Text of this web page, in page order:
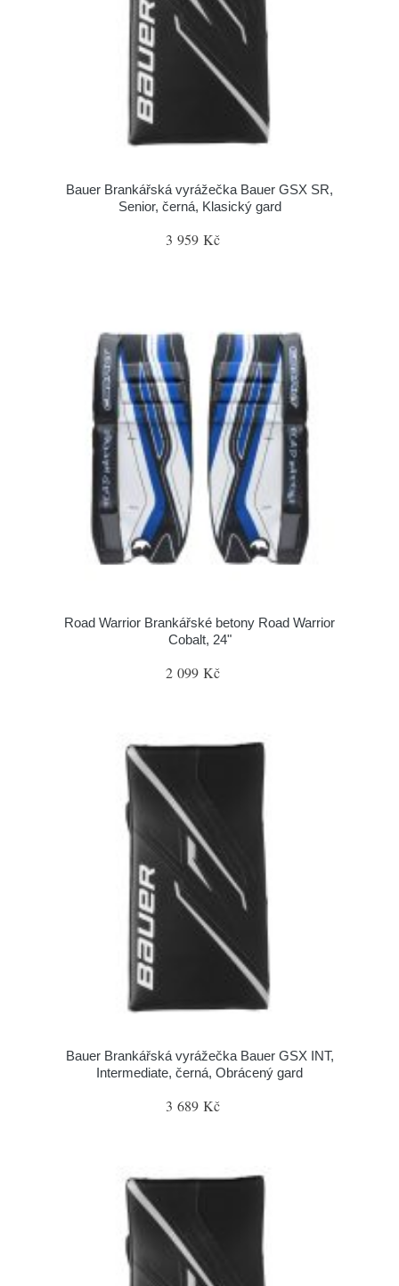
Bauer Brankářská vyrážečka Bauer GSX SR,
Senior, černá, Klasický gard
3 959 Kč
Road Warrior Brankářské betony Road Warrior
Cobalt, 24"
2 099 Kč
Bauer Brankářská vyrážečka Bauer GSX INT,
Intermediate, černá, Obrácený gard
3 689 Kč